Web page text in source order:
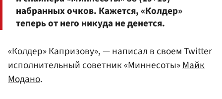
набранных очков. Кажется, «Колдер»
теперь от него никуда не денется.
«Колдер» Капризову», — написал в своем Twitter
исполнительный советник «Миннесоты»Майк
Модано.